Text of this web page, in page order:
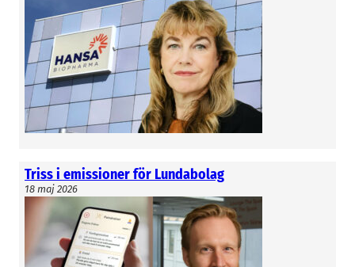
Triss i emissioner för Lundabolag
18 maj 2026